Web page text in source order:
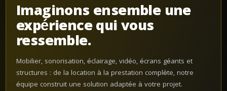
Imaginons ensemble une
expérience qui vous
ressemble.
Mobilier, sonorisation, éclairage, vidéo, écrans géants et
structures : de la location à la prestation complète, notre
équipe construit une solution adaptée à votre projet.